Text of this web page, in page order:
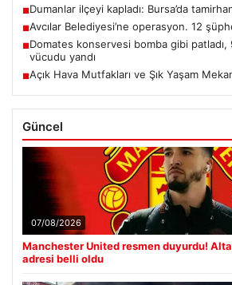
■Dumanlar ilçeyi kapladı: Bursa’da
■Avcılar Belediyesi’ne operasyon. 12
■Domates konservesi bomba gibi patladı,
vücudu yandı
■Açık Hava Mutfakları ve Şık Yaşam
Güncel
07/08/2026
Manchester United resmen duyurdu! Altay
adresi belli oldu